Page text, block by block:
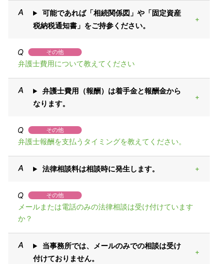
可能であれば「相続関係図」や「固定資産
税納税通知書」をご持参ください。
その他
弁護士費用について教えてください
弁護士費用（報酬）は着手金と報酬金から
なります。
その他
弁護士報酬を支払うタイミングを教えてください。
法律相談料は相談時に発生します。
その他
メールまたは電話のみの法律相談は受け付けています
か？
当事務所では、メールのみでの相談は受け
付けておりません。